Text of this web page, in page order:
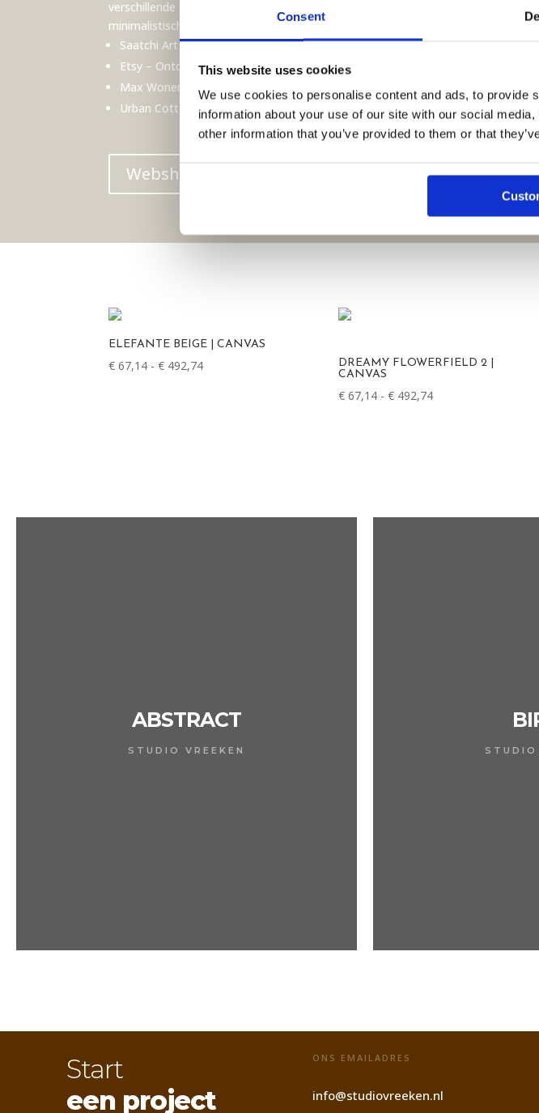
Consent
This website uses cookies
We use cookies to personalise content and ads, to
information about your use of our site with our social
other information that you’ve provided to them or that
verschillende stijlen. Neem een kijkje in onze collectie en ontdek misschien
minimalistische ontwerpen leuk, perfect om je interieur verder te verrijken. Neem
Saatchi Art– Hier vind je originele werken die perfect zijn voor elke ruimte.
Etsy – Ontdek handgemaakte kunstprints en unieke designs die je
Max Wonen
– Een selectie van mijn ontwerpen die perfect passen in elk
Urban Cotton
– Bekijk prachtige wandkleden die een statement maken in je
Webshop
ELEFANTE BEIGE | CANVAS
€ 67,14 - € 492,74Prijsklasse:
DREAMY FLOWERFIELD 2 |
CANVAS
€67,14 - €492,74Prijsklasse:
ABSTRACT
STUDIO VREEKEN STUDIO
Start
een project
ONS EMAILADRES
info@studiovreeken.nl